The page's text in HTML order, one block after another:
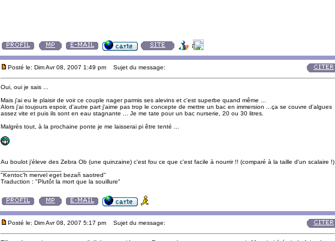
Posté le: Dim Avr 08, 2007 1:49 pm Sujet du message:
Oui, oui je sais ...
Mais j'ai eu le plaisir de voir ce couple nager parmis ses alevins et c'est superbe quand même ...
Alors j'ai toujours espoir, d'autre part j'aime pas trop le concepte de mettre un bac en immersion ...ça se couvre d'algues
assez vite et puis ils sont en eau stagnante ... Je me tate pour un bac nurserie, 20 ou 30 litres.
Malgrès tout, à la prochaine ponte je me laisserai pi être tenté ...
Au boulot j'éleve des Zebra Ob (une quinzaine) c'est fou ce que c'est facile à nourrir !! (comparé à la taille d'un scalaire !)
"Kentoc'h mervel eget bezañ saotred"
Traduction : "Plutôt la mort que la souillure"
Posté le: Dim Avr 08, 2007 5:17 pm Sujet du message: